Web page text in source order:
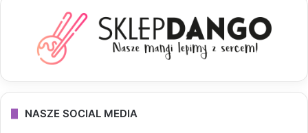
NASZE SOCIAL MEDIA